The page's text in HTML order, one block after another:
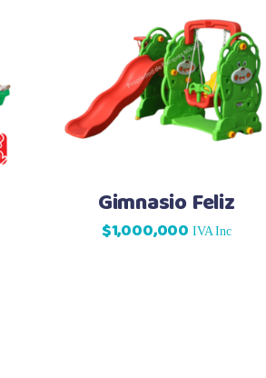
Gimnasio Feliz
$1,000,000 IVA Inc